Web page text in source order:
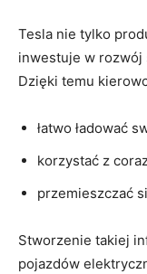
Tesla nie tylko
inwestuje w rozwój
Dzięki temu
łatwo ładować
korzystać z
przemieszczać
Stworzenie takiej
pojazdów